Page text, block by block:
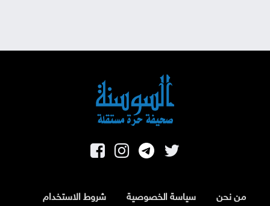
من نحن سياسة الخصوصية
شروط الاستخدام